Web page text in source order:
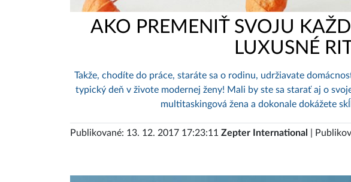
AKO PREMENIŤ SVOJU
LUXUSNÉ
Takže, chodíte do práce, staráte sa o rodinu, udržiavate
typický deň v živote modernej ženy! Mali by ste sa starať aj o
multitaskingová žena a dokonale dokážete
Publikované: 13. 12. 2017 17:23:11 Zepter International |